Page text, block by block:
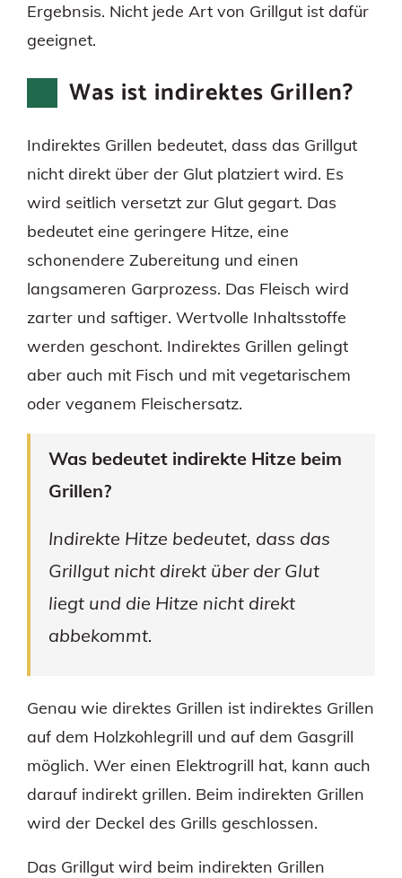
Ergebnsis. Nicht jede Art von Grillgut ist dafür
geeignet.
Was ist indirektes Grillen?
Indirektes Grillen bedeutet, dass das Grillgut
nicht direkt über der Glut platziert wird. Es
wird seitlich versetzt zur Glut gegart. Das
bedeutet eine geringere Hitze, eine
schonendere Zubereitung und einen
langsameren Garprozess. Das Fleisch wird
zarter und saftiger. Wertvolle Inhaltsstoffe
werden geschont. Indirektes Grillen gelingt
aber auch mit Fisch und mit vegetarischem
oder veganem Fleischersatz.
Was bedeutet indirekte Hitze beim
Grillen?
Indirekte Hitze bedeutet, dass das
Grillgut nicht direkt über der Glut
liegt und die Hitze nicht direkt
abbekommt.
Genau wie direktes Grillen ist indirektes Grillen
auf dem Holzkohlegrill und auf dem Gasgrill
möglich. Wer einen Elektrogrill hat, kann auch
darauf indirekt grillen. Beim indirekten Grillen
wird der Deckel des Grills geschlossen.
Das Grillgut wird beim indirekten Grillen